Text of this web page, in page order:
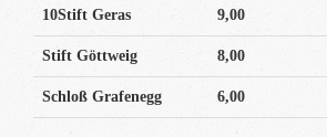
10Stift Geras 9,00
Stift Göttweig 8,00
Schloß Grafenegg 6,00